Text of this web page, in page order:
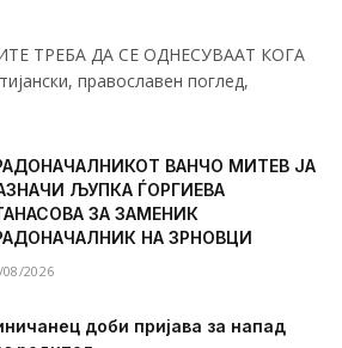
ТРЕБА ДА СЕ ОДНЕСУВААТ КОГА
православен поглед,
ВАНЧО МИТЕВ ЈА
ЉУПКА ЃОРГИЕВА
ЗА ЗАМЕНИК
НА ЗРНОВЦИ
2026
доби пријава за напад